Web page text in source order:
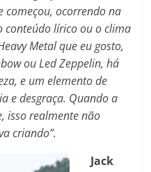
começou, ocorrendo na
lírico ou o clima
Metal que eu gosto,
ou Led Zeppelin, há
e um elemento de
e desgraça. Quando a
isso realmente não
criando”.
Jack